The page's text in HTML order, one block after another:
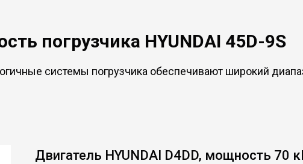
погрузчика HYUNDAI 45D-9S
системы погрузчика обеспечивают широкий
Двигатель HYUNDAI D4DD, мощность 70